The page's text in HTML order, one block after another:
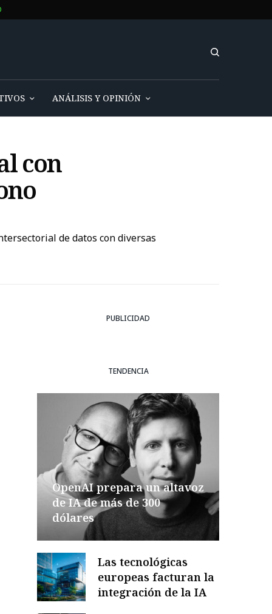
ANÁLISIS Y OPINIÓN
con
de datos con diversas
PUBLICIDAD
TENDENCIA
OpenAI prepara un altavoz
de IA de más de 300
dólares
Las tecnológicas
europeas facturan la
integración de la IA